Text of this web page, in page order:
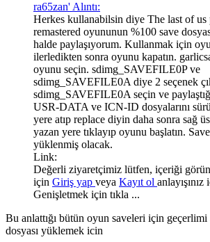
ra65zan' Alıntı:
Herkes kullanabilsin diye The last of us
remastered oyununun %100 save
halde paylaşıyorum. Kullanmak için
ilerledikten sonra oyunu kapatın.
oyunu seçin. sdimg_SAVEFILE0P ve
sdimg_SAVEFILE0A diye 2 seçenek
sdimg_SAVEFILE0A seçin ve
USR-DATA ve ICN-ID dosyalarını
yere atıp replace diyin daha sonra sağ
yazan yere tıklayıp oyunu başlatın.
yüklenmiş olacak.
Link:
Değerli ziyaretçimiz lütfen, içeriği
için Giriş yap veya Kayıt ol
Genişletmek için tıkla ...
Bu anlattığı bütün oyun saveleri için geçerlimi
dosyası yüklemek icin